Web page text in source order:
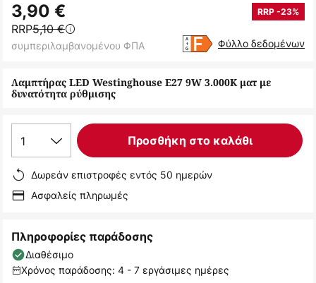
στην
αρχή
της
εικόνων
Λαμπτήρας LED Westinghouse E27 9W 3.000K ματ με
δυνατότητα ρύθμισης
3,90 € RRP -23%
RRP5,10 €
συμπεριλαμβανομένου ΦΠΑ Φύλλο δεδομένων
1 Προσθήκη στο καλάθι
Δωρεάν επιστροφές εντός 50 ημερών
Ασφαλείς πληρωμές
Πληροφορίες παράδοσης
Διαθέσιμο
Χρόνος παράδοσης: 4 - 7 εργάσιμες ημέρες